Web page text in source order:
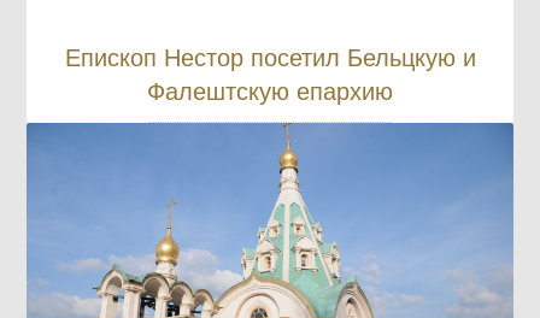
Епископ Нестор посетил Бельцкую и
Фалештскую епархию